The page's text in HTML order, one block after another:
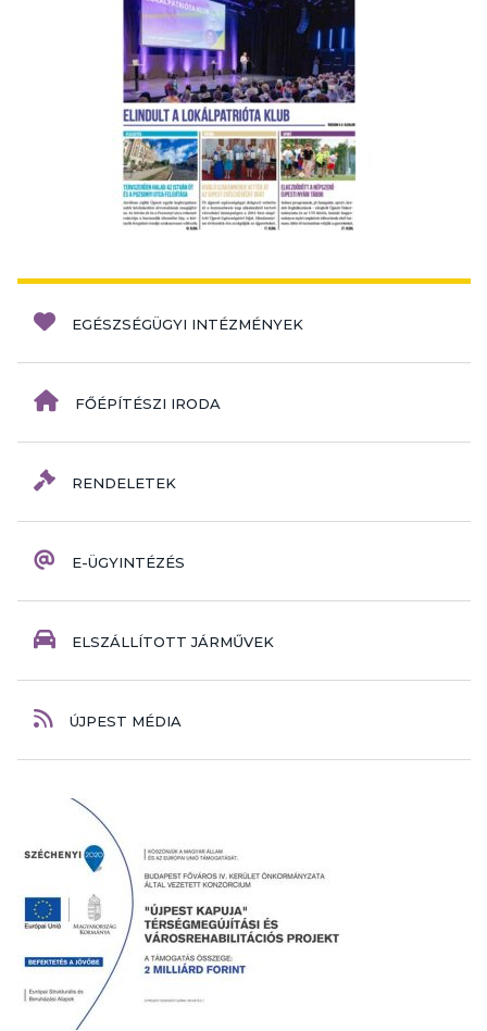
EGÉSZSÉGÜGYI INTÉZMÉNYEK
FŐÉPÍTÉSZI IRODA
RENDELETEK
E-ÜGYINTÉZÉS
ELSZÁLLÍTOTT JÁRMŰVEK
ÚJPEST MÉDIA